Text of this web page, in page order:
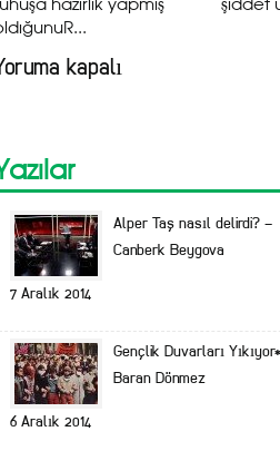
hazırlık yapmış
şiddet
kapalı
Alper Taş nasıl delirdi? –
Canberk Beygova
7 Aralık 2014
Gençlik Duvarları
Baran Dönmez
6 Aralık 2014